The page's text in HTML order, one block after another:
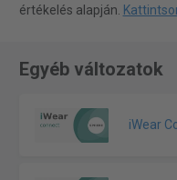
értékelés alapján.
Egyéb változatok
iWear